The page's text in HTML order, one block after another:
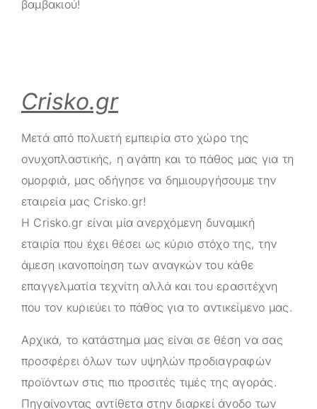
βαμβακιού!
Crisko.gr
Μετά από πολυετή εμπειρία στο χώρο της
ονυχοπλαστικής, η αγάπη και το πάθος μας για τη
ομορφιά, μας οδήγησε να δημιουργήσουμε την
εταιρεία μας Crisko.gr!
Η Crisko.gr είναι μία ανερχόμενη δυναμική
εταιρία που έχει θέσει ως κύριο στόχο της, την
άμεση ικανοποίηση των αναγκών του κάθε
επαγγελματία τεχνίτη αλλά και του ερασιτέχνη
που τον κυριεύει το πάθος για το αντικείμενο μας.
Αρχικά, το κατάστημα μας είναι σε θέση να σας
προσφέρει όλων των υψηλών προδιαγραφών
προϊόντων στις πιο προσιτές τιμές της αγοράς.
Πηγαίνοντας αντίθετα στην διαρκεί άνοδο των